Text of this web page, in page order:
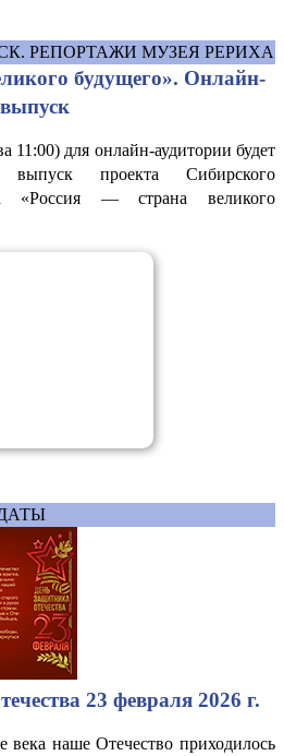
РЕПОРТАЖИ МУЗЕЯ РЕРИХА
будущего». Онлайн-
11:00) для онлайн-аудитории будет
выпуск проекта Сибирского
«Россия — страна великого
23 февраля 2026 г.
века наше Отечество приходилось